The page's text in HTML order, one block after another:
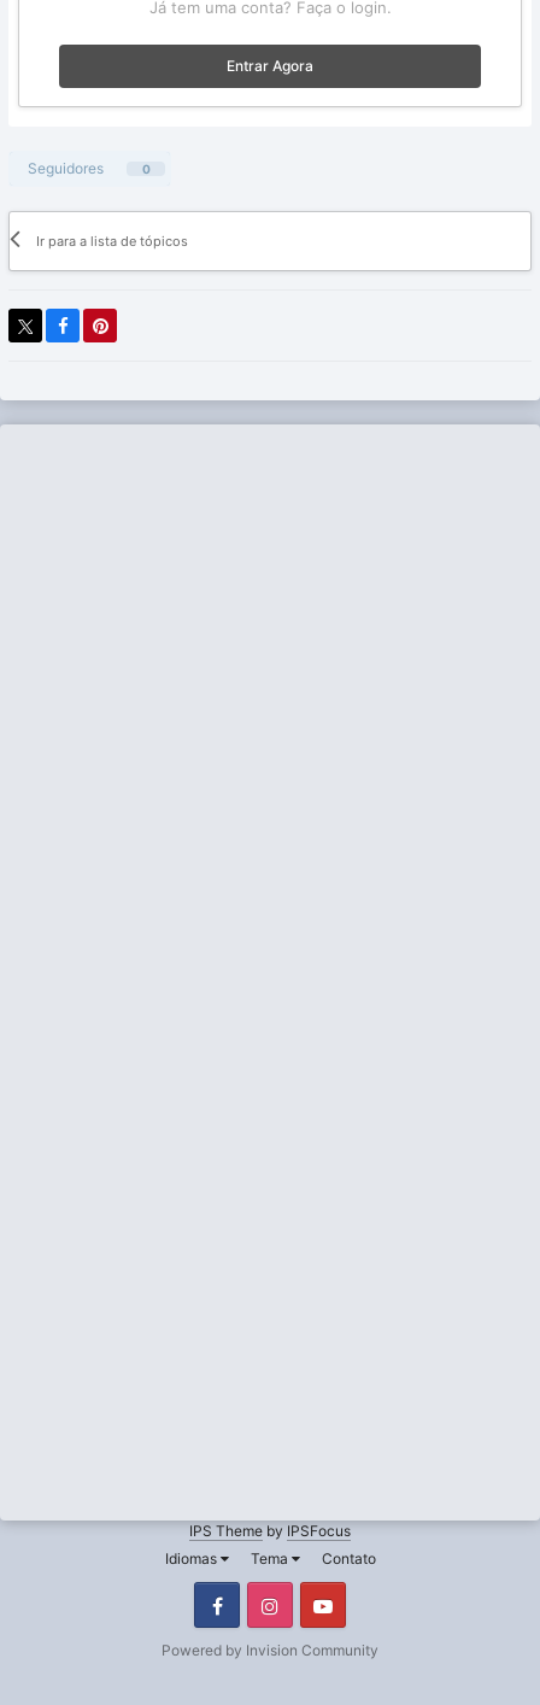
Já tem uma conta? Faça o login.
Entrar Agora
Seguidores 0
Ir para a lista de tópicos
IPS Theme by IPSFocus
Idiomas
Tema Contato
FacebookInstagram
Powered by Invision Community